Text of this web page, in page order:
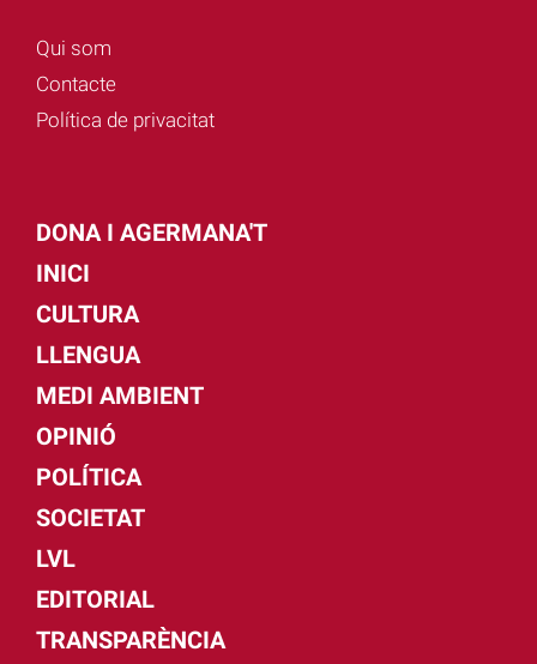
Qui som
Contacte
Política de privacitat
DONA I AGERMANA'T
INICI
CULTURA
LLENGUA
MEDI AMBIENT
OPINIÓ
POLÍTICA
SOCIETAT
LVL
EDITORIAL
TRANSPARÈNCIA